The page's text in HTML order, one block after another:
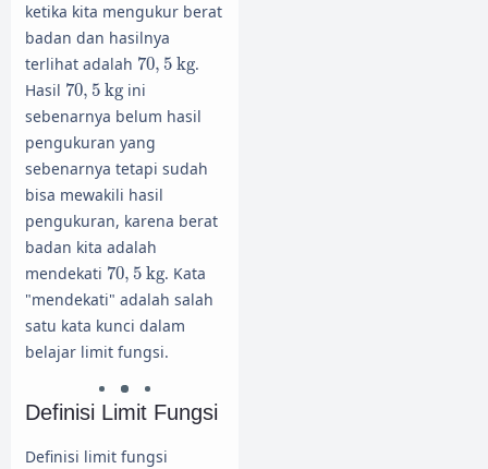
ketika kita mengukur berat
badan dan hasilnya
terlihat adalah 70, 5 kg
70 5 kg.
Hasil 70, 5 kg
70 5 kgini
sebenarnya belum hasil
pengukuran yang
sebenarnya tetapi sudah
bisa mewakili hasil
pengukuran, karena berat
badan kita adalah
mendekati 70, 5 kg
70 5 kg. Kata
"mendekati" adalah salah
satu kata kunci dalam
belajar limit fungsi.
Definisi Limit Fungsi
Definisi limit fungsi